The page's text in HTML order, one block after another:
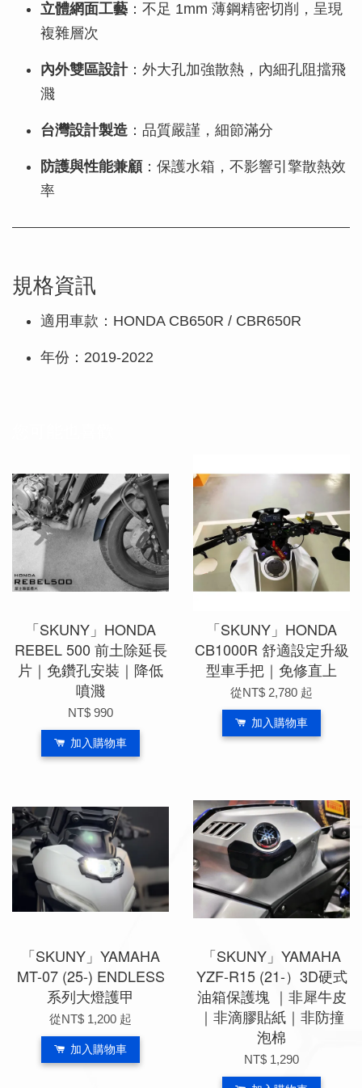
立體網面工藝 ：不足 1mm 薄鋼精密切削，呈現
複雜層次
內外雙區設計：外大孔加強散熱，內細孔阻擋飛
濺
台灣設計製造 ：品質嚴謹，細節滿分
防護與性能兼顧：保護水箱，不影響引擎散熱效
率
規格資訊
適用車款：HONDA CB650R / CBR650R
年份：2019-2022
「SKUNY」HONDA
REBEL 500 前土除延長
片｜免鑽孔安裝｜降低
噴濺
NT$ 990
加入購物車
「SKUNY」HONDA
CB1000R 舒適設定升級
型車手把｜免修直上
從NT$ 2,780 起
加入購物車
「SKUNY」YAMAHA
MT-07 (25-) ENDLESS
系列大燈護甲
從NT$ 1,200 起
加入購物車
「SKUNY」YAMAHA
YZF-R15 (21-）3D硬式
油箱保護塊 ｜非犀牛皮
｜非滴膠貼紙｜非防撞
泡棉
NT$ 1,290